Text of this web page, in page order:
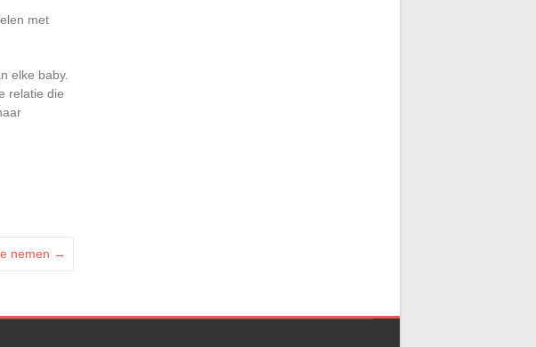
met
elke baby.
relatie die
nemen →